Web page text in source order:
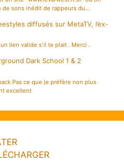
de sons inédit de rappeurs du…
diffusés sur MetaTV, l’ex-
lien valide s'il te plait . Merci .
Dark School 1 & 2
Pas ce que je préfère non plus
excellent